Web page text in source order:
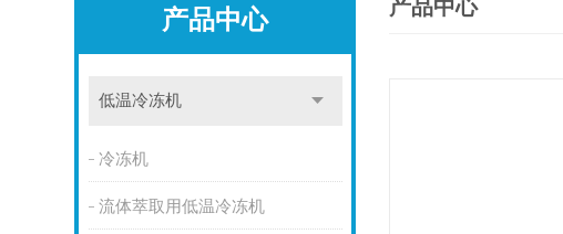
产品中心
低温冷冻机
冷冻机
流体萃取用低温冷冻机
产品中心